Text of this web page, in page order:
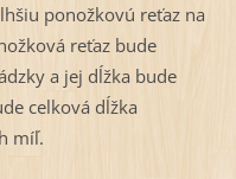
ponožkovú reťaz na
reťaz bude
a jej dĺžka bude
celková dĺžka
míľ.